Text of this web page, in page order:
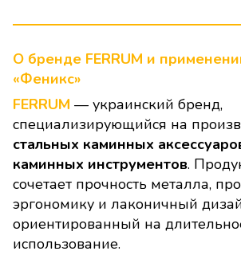
О бренде FERRUM и
«Феникс»
FERRUM — украинский бренд,
специализирующийся на
стальных каминных
каминных инструментов.
сочетает прочность металла,
эргономику и лаконичный
ориентированный на
использование.